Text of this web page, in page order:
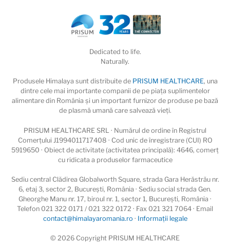
Dedicated to life.
Naturally.
Produsele Himalaya sunt distribuite de PRISUM HEALTHCARE, una
dintre cele mai importante companii de pe piaţa suplimentelor
alimentare din România și un important furnizor de produse pe bază
de plasmă umană care salvează vieţi.
PRISUM HEALTHCARE SRL · Numărul de ordine în Registrul
Comerțului J1994011717408 · Cod unic de înregistrare (CUI) RO
5919650 · Obiect de activitate (activitatea principală): 4646, comerț
cu ridicata a produselor farmaceutice
Sediu central Clădirea Globalworth Square, strada Gara Herăstrău nr.
6, etaj 3, sector 2, București, România · Sediu social strada Gen.
Gheorghe Manu nr. 17, biroul nr. 1, sector 1, București, România ·
Telefon 021 322 0171 / 021 322 0172 · Fax 021 321 7064 · Email
contact@himalayaromania.ro · Informații legale
© 2026 Copyright PRISUM HEALTHCARE